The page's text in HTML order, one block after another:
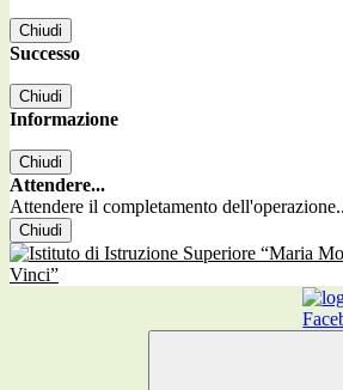
Chiudi
Successo
Chiudi
Informazione
Chiudi
Attendere...
Attendere il completamento
Chiudi